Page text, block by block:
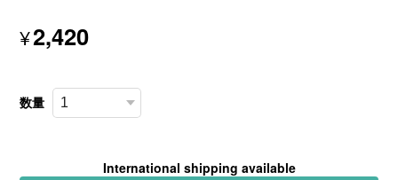
¥2,420
数量
International shipping available